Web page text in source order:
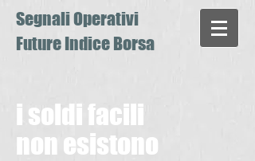
Segnali Operativi
Future Indice Borsa
i soldi facili
non esistono